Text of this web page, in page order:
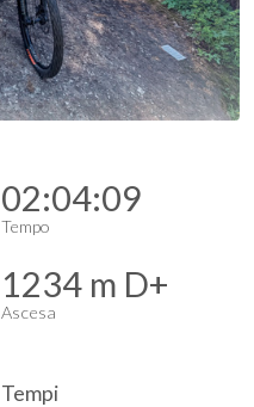
02:04:09
Tempo
1234 m D+
Ascesa
Tempi